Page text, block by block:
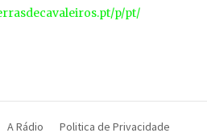
p/pt/
A Rádio Politica de Privacidade